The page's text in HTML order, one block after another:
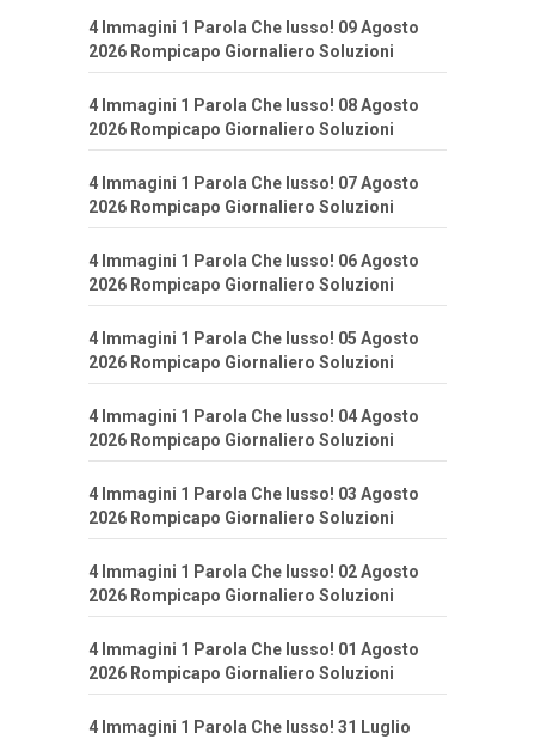
4 Immagini 1 Parola Che lusso! 09 Agosto
2026 Rompicapo Giornaliero Soluzioni
4 Immagini 1 Parola Che lusso! 08 Agosto
2026 Rompicapo Giornaliero Soluzioni
4 Immagini 1 Parola Che lusso! 07 Agosto
2026 Rompicapo Giornaliero Soluzioni
4 Immagini 1 Parola Che lusso! 06 Agosto
2026 Rompicapo Giornaliero Soluzioni
4 Immagini 1 Parola Che lusso! 05 Agosto
2026 Rompicapo Giornaliero Soluzioni
4 Immagini 1 Parola Che lusso! 04 Agosto
2026 Rompicapo Giornaliero Soluzioni
4 Immagini 1 Parola Che lusso! 03 Agosto
2026 Rompicapo Giornaliero Soluzioni
4 Immagini 1 Parola Che lusso! 02 Agosto
2026 Rompicapo Giornaliero Soluzioni
4 Immagini 1 Parola Che lusso! 01 Agosto
2026 Rompicapo Giornaliero Soluzioni
4 Immagini 1 Parola Che lusso! 31 Luglio